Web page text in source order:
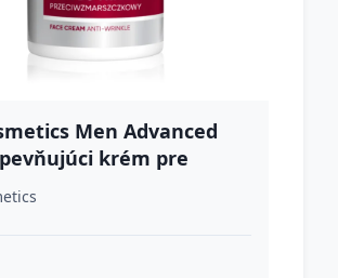
Men Advanced
krém pre
pružnosti zrelej pleti